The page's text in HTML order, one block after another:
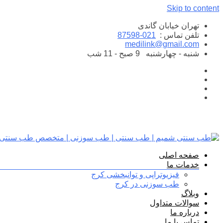
Skip to content
تهران خیابان گاندی
تلفن تماس : 021-87598
medilink@gmail.com
شنبه - چهارشنبه
صفحه اصلی
خدمات ما
فیزیوتراپی و توانبخشی کرج
طب سوزنی در کرج
وبلاگ
سوالات متداول
درباره ما